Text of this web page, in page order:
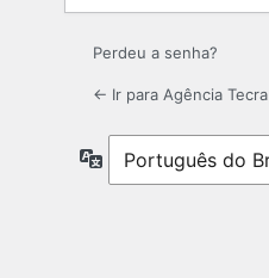
Perdeu a senha?
← Ir para Agência Tecra
Idioma